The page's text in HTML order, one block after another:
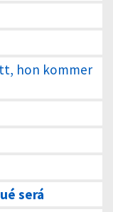
hon kommer
será